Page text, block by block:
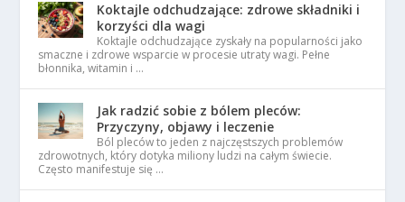
Koktajle odchudzające: zdrowe składniki i
korzyści dla wagi
Koktajle odchudzające zyskały na popularności jako
smaczne i zdrowe wsparcie w procesie utraty wagi. Pełne
błonnika, witamin i …
Jak radzić sobie z bólem pleców:
Przyczyny, objawy i leczenie
Ból pleców to jeden z najczęstszych problemów
zdrowotnych, który dotyka miliony ludzi na całym świecie.
Często manifestuje się …